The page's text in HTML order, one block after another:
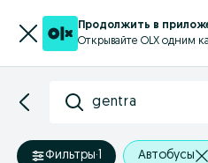
Продолжить в
Открывайте OLX одним
gentra
Фильтры·1 Автобусы